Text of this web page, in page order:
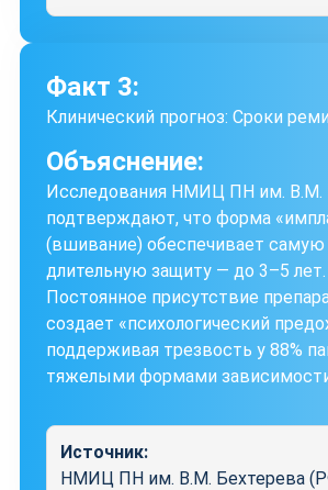
Факт 3:
Клинический прогноз: Сроки
Объяснение:
Исследования НМИЦ ПН им. В.М.
подтверждают, что форма
(вшивание) обеспечивает самую
длительную защиту — до 3–5 лет.
Постоянное присутствие
создает «психологический
поддерживая трезвость у 88%
тяжелыми формами
Источник:
НМИЦ ПН им. В.М. Бехтерева